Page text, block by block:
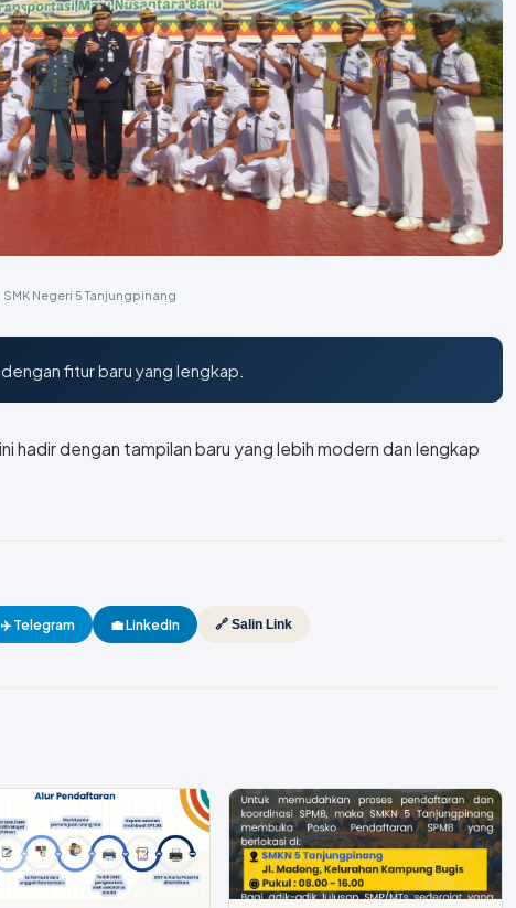
SMK Negeri 5 Tanjungpinang
fitur baru yang lengkap.
hadir dengan tampilan baru yang lebih modern dan lengkap
✈️ Telegram 💼 LinkedIn 🔗 Salin Link